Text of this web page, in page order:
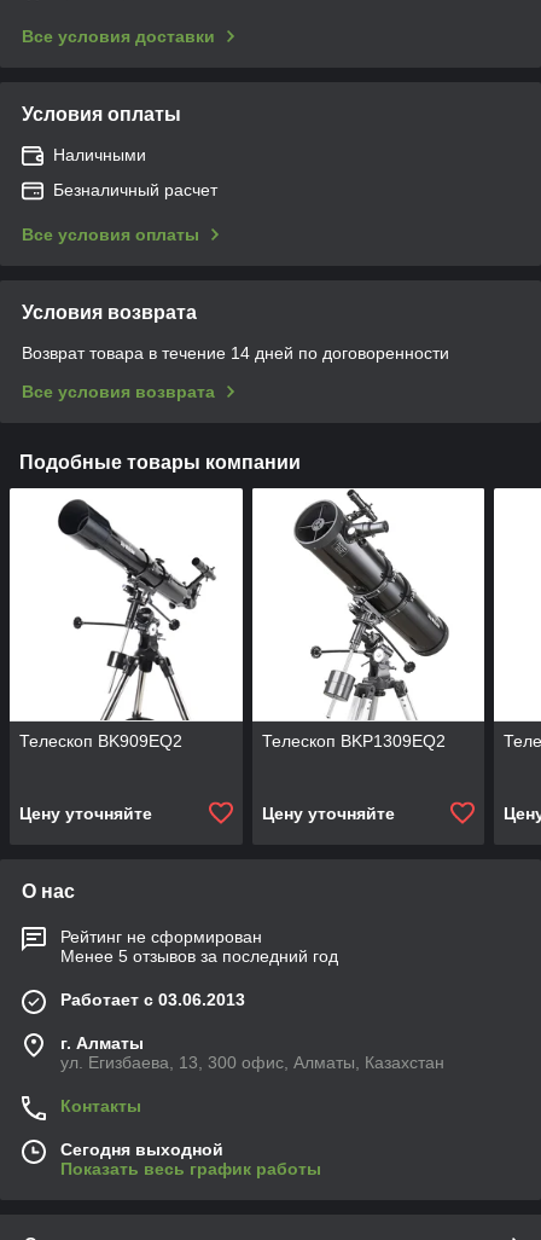
Все условия доставки
Условия оплаты
Наличными
Безналичный расчет
Все условия оплаты
Условия возврата
Возврат товара в течение 14 дней по договоренности
Все условия возврата
Подобные товары компании
Телескоп BK909EQ2
Цену уточняйте
Телескоп BKP1309EQ2
Цену уточняйте
О нас
Рейтинг не сформирован
Менее 5 отзывов за последний год
Работает с 03.06.2013
г. Алматы
ул. Егизбаева, 13, 300 офис, Алматы, Казахстан
Контакты
Сегодня выходной
Показать весь график работы